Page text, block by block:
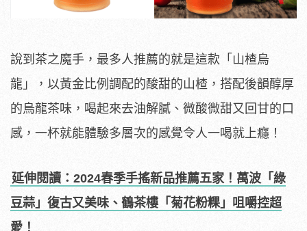
說到茶之魔手，最多人推薦的就是這款「山楂烏
龍」，以黃金比例調配的酸甜的山楂，搭配後韻醇厚
的烏龍茶味，喝起來去油解膩、微酸微甜又回甘的口
感，一杯就能體驗多層次的感覺令人一喝就上癮！
延伸閱讀：2024春季手搖新品推薦五家！萬波「綠
豆蒜」復古又美味、鶴茶樓「菊花粉粿」咀嚼控超
愛！